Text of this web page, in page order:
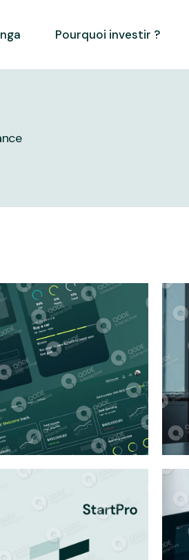
Pourquoi investir ?